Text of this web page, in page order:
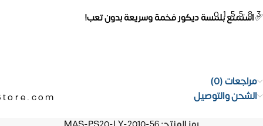
✅استمتع بلمسة ديكور فخمة وسريعة بدون تعب!
مراجعات (0)
الشحن والتوصيل